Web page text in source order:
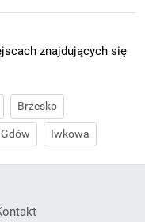
znajdujących się
Brzesko
Gdów Iwkowa